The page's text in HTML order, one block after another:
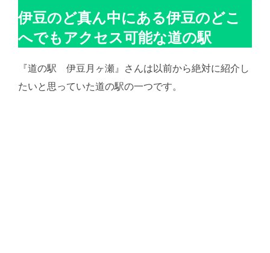
伊豆のど真ん中にある伊豆のどこ
へでもアクセス可能な道の駅
『道の駅 伊豆月ヶ瀬』さんは以前から絶対に紹介し
たいと思っていた道の駅の一つです。